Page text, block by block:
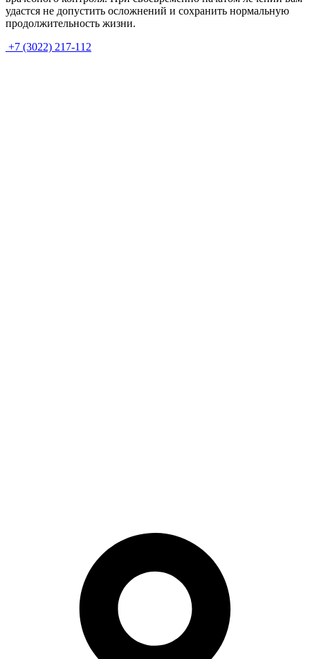
удастся не допустить осложнений и сохранить нормальную
продолжительность жизни.
+7 (3022) 217-112